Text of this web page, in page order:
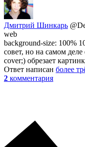
Дмитрий Шинкарь
web
background-size: 100%
совет, но на самом
cover;) обрезает
Ответ написан более
2 комментария